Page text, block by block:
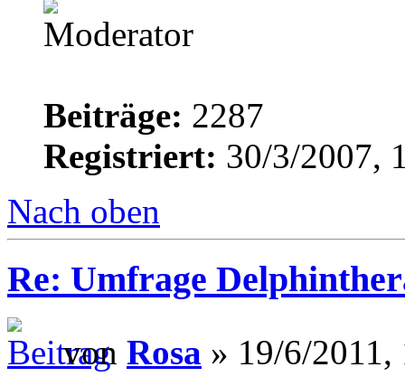
Beiträge: 2287
Registriert: 30/3/2007,
Nach oben
Re: Umfrage
von Rosa » 19/6/2011,